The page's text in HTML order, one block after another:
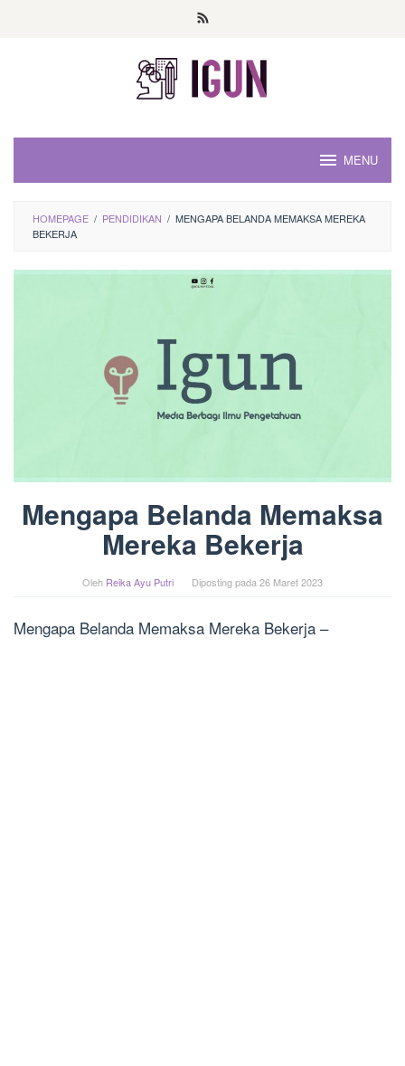
MENU
HOMEPAGE / PENDIDIKAN / MENGAPA BELANDA MEMAKSA MEREKA
BEKERJA
Mengapa Belanda Memaksa
Mereka Bekerja
Oleh Reika Ayu Putri Diposting pada 26 Maret 2023
Mengapa Belanda Memaksa Mereka Bekerja –